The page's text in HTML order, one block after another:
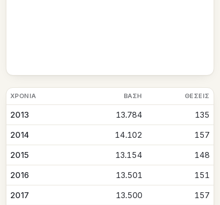
ΧΡΟΝΙΆ ΒΆΣΗ ΘΈΣΕΙΣ
2013 13.784 135
2014 14.102 157
2015 13.154 148
2016 13.501 151
2017 13.500 157